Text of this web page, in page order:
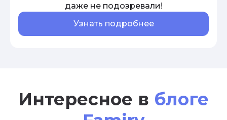
даже не подозревали!
Узнать подробнее
Интересное в блоге